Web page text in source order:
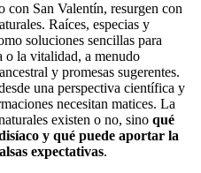
con San Valentín, resurgen con
Raíces, especias y
soluciones sencillas para
o la vitalidad, a menudo
y promesas sugerentes.
una perspectiva científica y
necesitan matices. La
existen o no, sino qué
y qué puede aportar la
expectativas.